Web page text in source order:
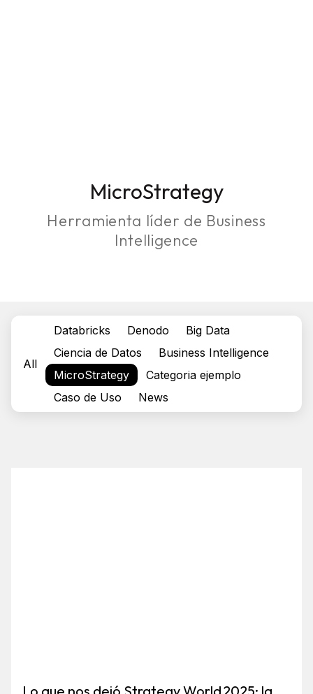
MicroStrategy
Herramienta líder de Business
Intelligence
All
Databricks Denodo
Big Data
Ciencia de Datos
Business Intelligence
MicroStrategy
Categoria ejemplo
Caso de Uso
News